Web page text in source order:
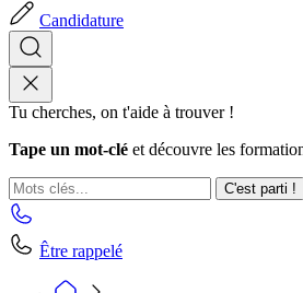
Candidature
Tu cherches, on t'aide à trouver !
Tape un mot-clé et découvre les
C'est parti !
Être rappelé